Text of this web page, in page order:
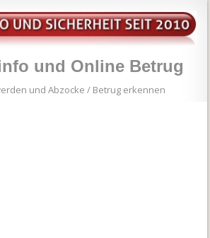
und Online Betrug
und Abzocke / Betrug erkennen